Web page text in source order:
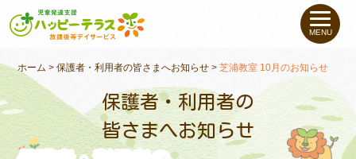
私たちについて
未就学のお子さま（０〜６才）
小学生〜高校生の お子さま
MENU
ホーム >保護者・利用者の皆さまへお知らせ >芝浦教室 10月のお知らせ
保護者・利用者の
皆さまへお知らせ